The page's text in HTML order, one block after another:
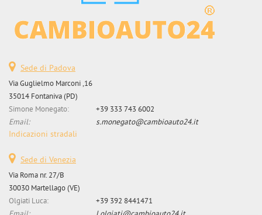
Sede di Padova
Via Guglielmo Marconi ,16
35014 Fontaniva (PD)
Simone Monegato:
+39 333 743 6002
Email:
s.monegato@cambioauto24.it
Indicazioni stradali
Sede di Venezia
Via Roma nr. 27/B
30030 Martellago (VE)
Olgiati Luca:
+39 392 8441471
Cookie necessari
Cookie delle preferenze
Cookie per il miglioramento dell'esperienza utente
Cookie analitici
Cookie di marketing
Leggi
la
cookie
policy